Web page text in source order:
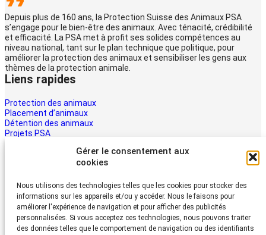
Gérer le consentement aux
cookies
Nous utilisons des technologies telles que les cookies pour stocker des
informations sur les appareils et/ou y accéder. Nous le faisons pour
améliorer l'expérience de navigation et pour afficher des publicités
personnalisées. Si vous acceptez ces technologies, nous pouvons traiter
des données telles que le comportement de navigation ou des identifiants
Depuis plus de 160 ans, la Protection Suisse des Animaux PSA
s’engage pour le bien-être des animaux. Avec ténacité, crédibilité
et efficacité. La PSA met à profit ses solides compétences au
niveau national, tant sur le plan technique que politique, pour
améliorer la protection des animaux et sensibiliser les gens aux
thèmes de la protection animale.
Liens rapides
Protection des animaux
Placement d’animaux
Détention des animaux
Projets PSA
Les animaux ont besoin d’aide – la vôtre aussi. Soutenez le travail
du Protection Suisse des Animaux PSA
Faire un don